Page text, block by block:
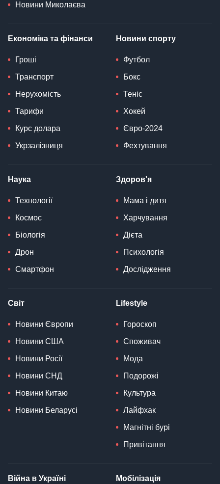
Новини Миколаєва
Економіка та фінанси
Гроші
Транспорт
Нерухомість
Тарифи
Курс долара
Укрзалізниця
Новини спорту
Футбол
Бокс
Теніс
Хокей
Євро-2024
Фехтування
Наука
Технології
Космос
Біологія
Дрон
Смартфон
Здоров'я
Мама і дитя
Харчування
Дієта
Психологія
Дослідження
Світ
Новини Європи
Новини США
Новини Росії
Новини СНД
Новини Китаю
Новини Беларусі
Lifestyle
Гороскоп
Споживач
Мода
Подорожі
Культура
Лайфхак
Магнітні бурі
Привітання
Війна в Україні Мобілізація